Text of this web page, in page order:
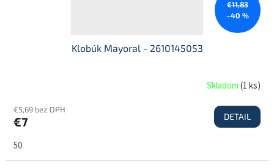
€11,83
–40 %
Klobúk Mayoral - 2610145053
Skladom(1 ks)
€5,69 bez DPH
€7 DETAIL
50